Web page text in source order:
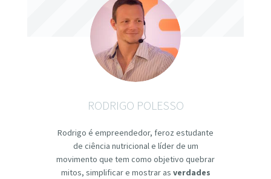
RODRIGO POLESSO
Rodrigo é empreendedor, feroz estudante
de ciência nutricional e líder de um
movimento que tem como objetivo quebrar
mitos, simplificar e mostrar as verdades